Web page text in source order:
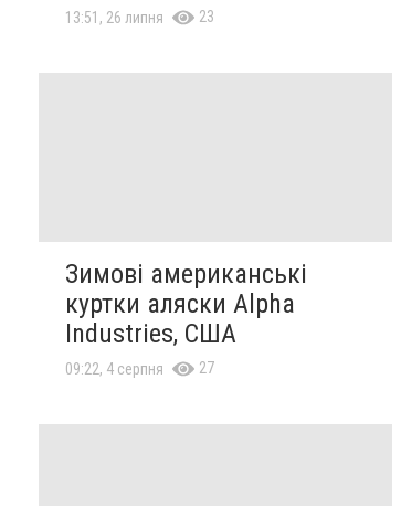
13:51, 26 липня 23
Зимові американські
куртки аляски Alpha
Industries, США
09:22, 4 серпня 27